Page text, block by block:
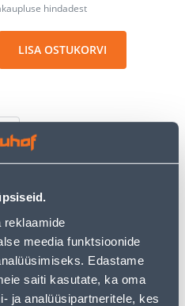
reklaamide
meedia funktsioonide
Edastame
saiti kasutate, ka oma
ja analüüsipartneritele, kes
hindadest
LISA OSTUKORVI
Orbit plastmassist.
2-5 tööpäeva